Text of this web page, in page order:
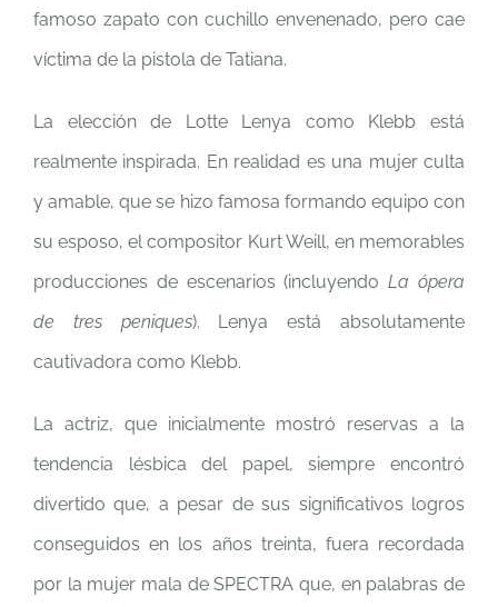
famoso zapato con cuchillo envenenado, pero cae
víctima de la pistola de Tatiana.
La elección de Lotte Lenya como Klebb está
realmente inspirada. En realidad es una mujer culta
y amable, que se hizo famosa formando equipo con
su esposo, el compositor Kurt Weill, en memorables
producciones de escenarios (incluyendoLa ópera
de tres peniques). Lenya está absolutamente
cautivadora como Klebb.
La actriz, que inicialmente mostró reservas a la
tendencia lésbica del papel, siempre encontró
divertido que, a pesar de sus significativos logros
conseguidos en los años treinta, fuera recordada
por la mujer mala de SPECTRA que, en palabras de